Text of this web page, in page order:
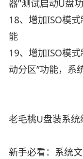
器”测试启动U盘
18、增加ISO模
能
19、增加ISO模
动分区”功能，系
老毛桃U盘装系统
新手必看：系统